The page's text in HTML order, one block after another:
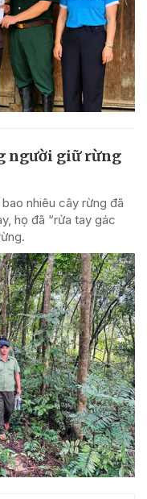
người giữ rừng
nhiêu cây rừng đã
họ đã “rửa tay gác